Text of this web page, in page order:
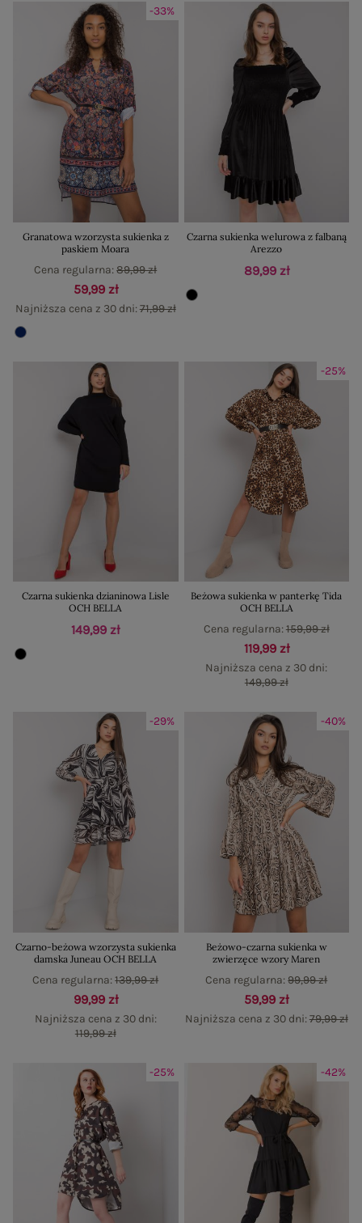
-33%
Granatowa wzorzysta sukienka z
paskiem Moara
59,99 zł
Najniższa cena z 30 dni:71,99 zł
Cena regularna:89,99 zł
Czarna sukienka welurowa z falbaną
Arezzo
89,99 zł
Czarna sukienka dzianinowa Lisle
OCH BELLA
149,99 zł
-25%
Beżowa sukienka w panterkę Tida
OCH BELLA
119,99 zł
Najniższa cena z 30 dni:
149,99 zł
Cena regularna:159,99 zł
-29%
Czarno-beżowa wzorzysta sukienka
damska Juneau OCH BELLA
99,99 zł
Najniższa cena z 30 dni:
119,99 zł
Cena regularna:139,99 zł
-40%
Beżowo-czarna sukienka w
zwierzęce wzory Maren
59,99 zł
Najniższa cena z 30 dni:79,99 zł
Cena regularna:99,99 zł
-25% -42%